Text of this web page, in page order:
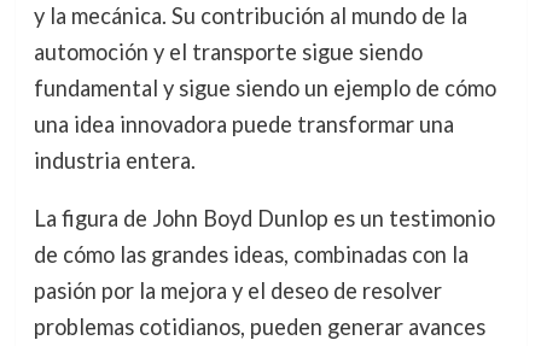
y la mecánica. Su contribución al mundo de la
automoción y el transporte sigue siendo
fundamental y sigue siendo un ejemplo de cómo
una idea innovadora puede transformar una
industria entera.
La figura de John Boyd Dunlop es un testimonio
de cómo las grandes ideas, combinadas con la
pasión por la mejora y el deseo de resolver
problemas cotidianos, pueden generar avances